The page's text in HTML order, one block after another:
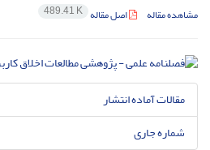
مشاهده مقاله اصل مقاله 489.41 K
مقالات آماده انتشار
شماره جاری